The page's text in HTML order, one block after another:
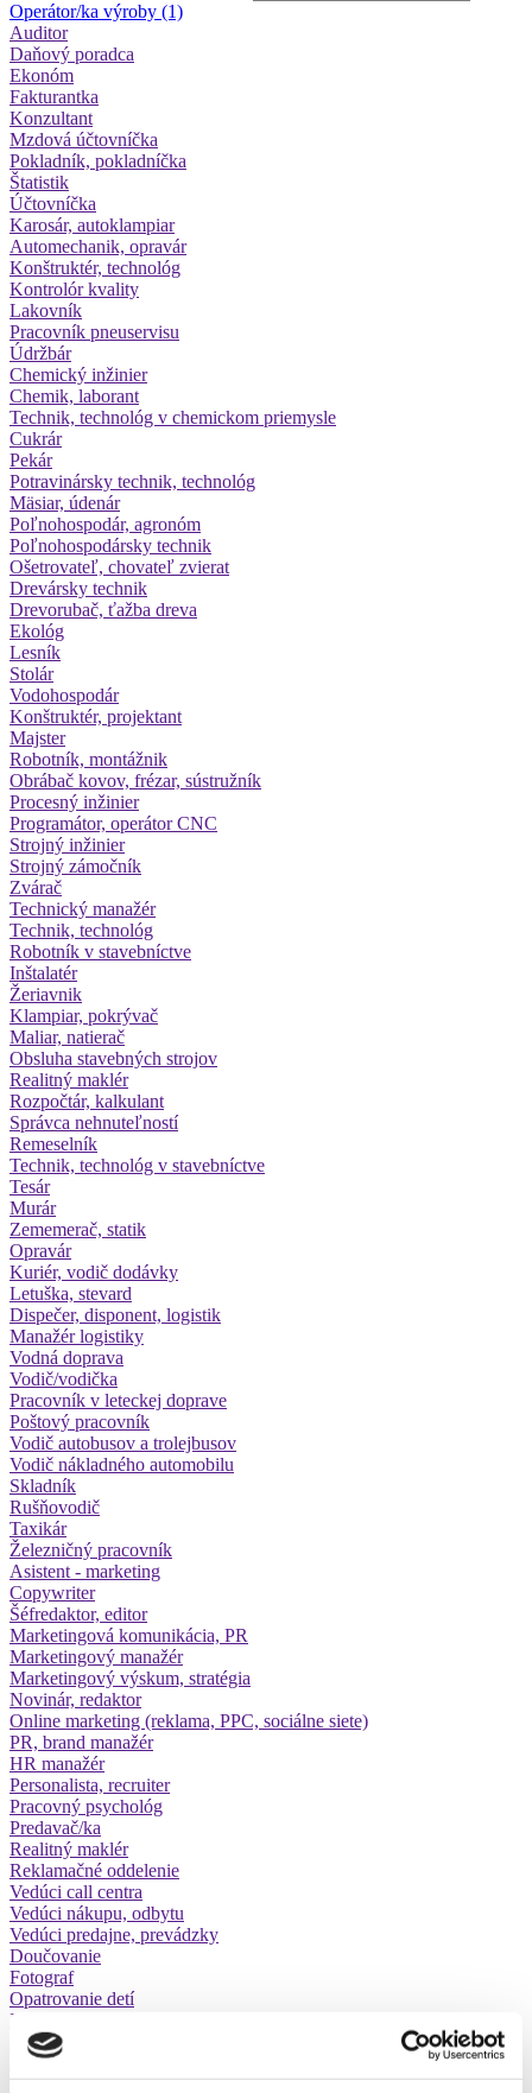
Operátor/ka výroby (1)
Auditor
Daňový poradca
Ekonóm
Fakturantka
Konzultant
Mzdová účtovníčka
Pokladník, pokladníčka
Štatistik
Účtovníčka
Karosár, autoklampiar
Automechanik, opravár
Konštruktér, technológ
Kontrolór kvality
Lakovník
Pracovník pneuservisu
Údržbár
Chemický inžinier
Chemik, laborant
Technik, technológ v chemickom priemysle
Cukrár
Pekár
Potravinársky technik, technológ
Mäsiar, údenár
Poľnohospodár, agronóm
Poľnohospodársky technik
Ošetrovateľ, chovateľ zvierat
Drevársky technik
Drevorubač, ťažba dreva
Ekológ
Lesník
Stolár
Vodohospodár
Konštruktér, projektant
Majster
Robotník, montážnik
Obrábač kovov, frézar, sústružník
Procesný inžinier
Programátor, operátor CNC
Strojný inžinier
Strojný zámočník
Zvárač
Technický manažér
Technik, technológ
Robotník v stavebníctve
Inštalatér
Žeriavnik
Klampiar, pokrývač
Maliar, natierač
Obsluha stavebných strojov
Realitný maklér
Rozpočtár, kalkulant
Správca nehnuteľností
Remeselník
Technik, technológ v stavebníctve
Tesár
Murár
Zememerač, statik
Opravár
Kuriér, vodič dodávky
Letuška, stevard
Dispečer, disponent, logistik
Manažér logistiky
Vodná doprava
Vodič/vodička
Pracovník v leteckej doprave
Poštový pracovník
Vodič autobusov a trolejbusov
Vodič nákladného automobilu
Skladník
Rušňovodič
Taxikár
Železničný pracovník
Asistent - marketing
Copywriter
Šéfredaktor, editor
Marketingová komunikácia, PR
Marketingový manažér
Marketingový výskum, stratégia
Novinár, redaktor
Online marketing (reklama, PPC, sociálne siete)
PR, brand manažér
HR manažér
Personalista, recruiter
Pracovný psychológ
Predavač/ka
Realitný maklér
Reklamačné oddelenie
Vedúci call centra
Vedúci nákupu, odbytu
Vedúci predajne, prevádzky
Doučovanie
Fotograf
Opatrovanie detí
Inštalatér
Kaderníčka
Kozmetička, vizážistka
Manikérka, pedikérka